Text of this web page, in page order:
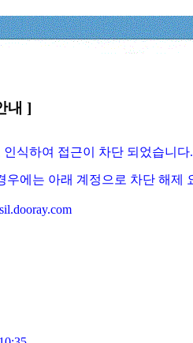
내 ]
식하여 접근이 차단 되었습니다.
에는 아래 계정으로 차단 해제